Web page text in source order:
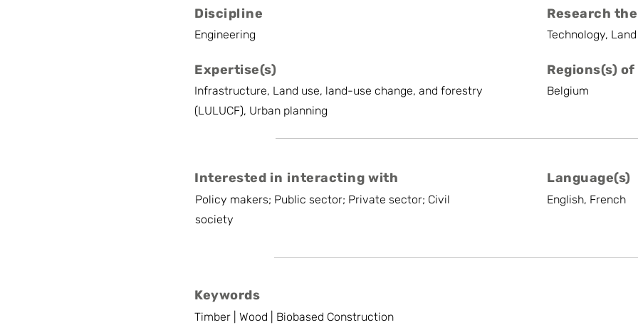
Discipline
Engineering
Expertise(s)
Infrastructure, Land use, land-use change, and forestry
(LULUCF), Urban planning
Research
Technology,
Regions(s)
Belgium
Interested in interacting with
Policy makers; Public sector; Private sector; Civil
society
Language(s)
English, French
Keywords
Timber | Wood | Biobased Construction